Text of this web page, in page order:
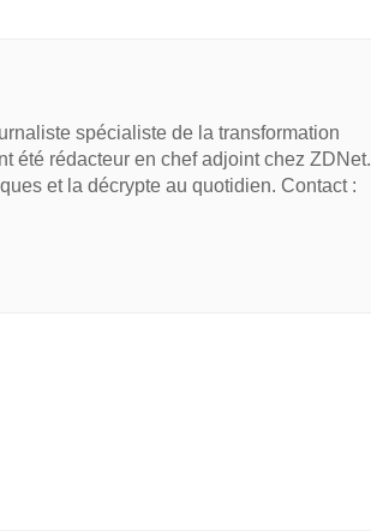
spécialiste de la transformation
été rédacteur en chef adjoint chez ZDNet.
et la décrypte au quotidien. Contact :